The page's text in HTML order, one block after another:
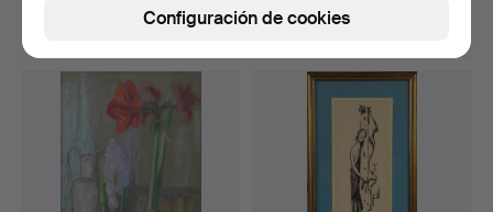
2 pujas
Configuración de cookies